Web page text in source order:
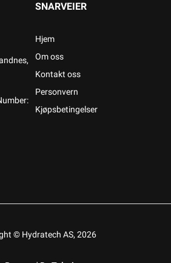
SNARVEIER
Hjem
Om oss
Kontakt oss
Personvern
Kjøpsbetingelser
© Hydratech AS, 2026